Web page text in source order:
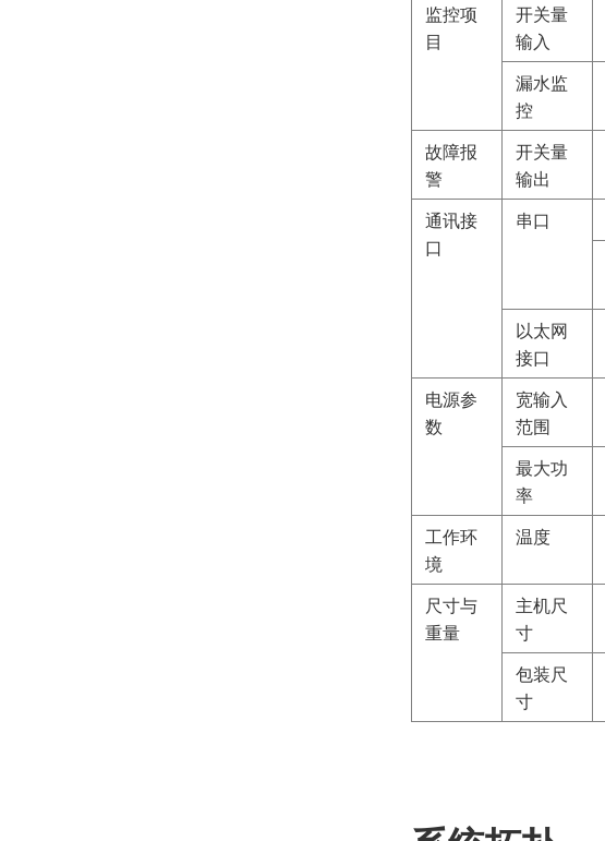
监控项
目
开关量
输入
漏水监
控
故障报
警
开关量
输出
通讯接
口
串口
以太网
接口
电源参
数
宽输入
范围
最大功
率
工作环
境
温度
尺寸与
重量
主机尺
寸
包装尺
寸